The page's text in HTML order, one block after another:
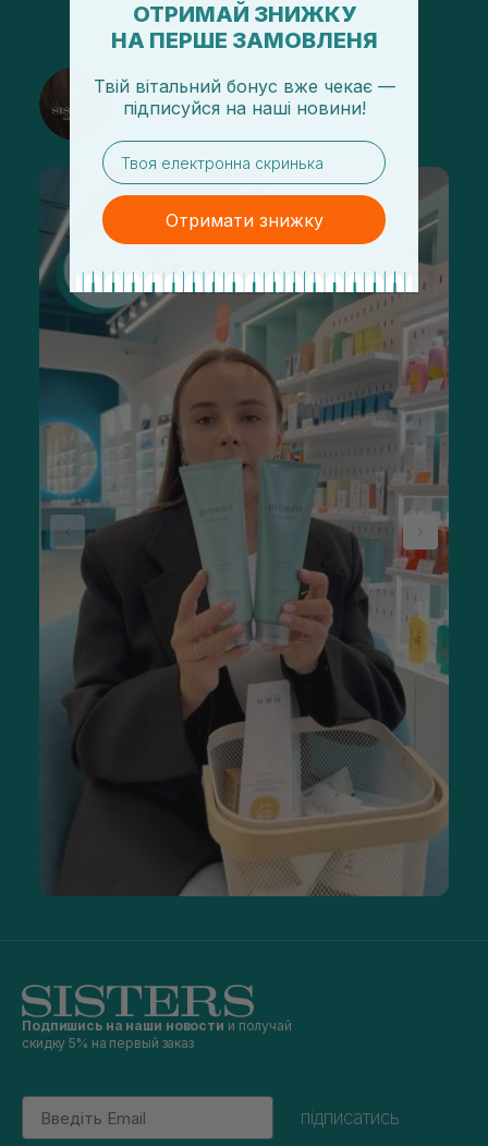
@sisters_stelmakh в Instagram
Подписаться
Подпишись на наши новости и получай
скидку 5% на первый заказ
Email
підписатись
ОТРИМАЙ ЗНИЖКУ
НА ПЕРШЕ ЗАМОВЛЕНЯ
Твій вітальний бонус вже чекає —
підписуйся на наші новини!
email
Отримати знижку